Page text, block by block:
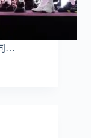
…